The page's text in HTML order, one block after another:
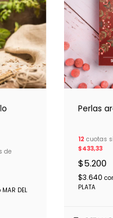
de
DEL
Perlas
12 cuotas
$433,33
$5.200
$3.640
PLATA